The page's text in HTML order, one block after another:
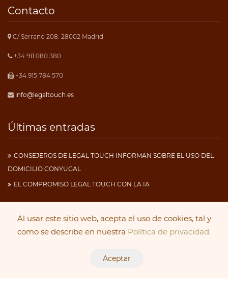
Al usar este sitio web, acepta el uso de cookies, tal y
como se describe en nuestra Política de privacidad.
Aceptar
Contacto
C/ Serrano 208. 28002 Madrid
+34 911 080 380
+34 915 784 570
info@legaltouch.es
Últimas entradas
CONSEJEROS DE LEGAL TOUCH INFORMAN SOBRE EL USO DEL
DOMICILIO CONYUGAL
EL COMPROMISO LEGAL TOUCH CON LA IA
Copyright 2019 Legal Touch. Todos los derechos
Aviso Legal